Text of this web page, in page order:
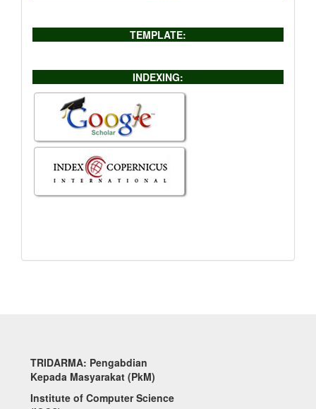
TEMPLATE:
INDEXING:
TRIDARMA: Pengabdian
Kepada Masyarakat (PkM)
Institute of Computer Science